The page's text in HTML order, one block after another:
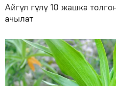
Айгүл гүлү 10 жашка
ачылат